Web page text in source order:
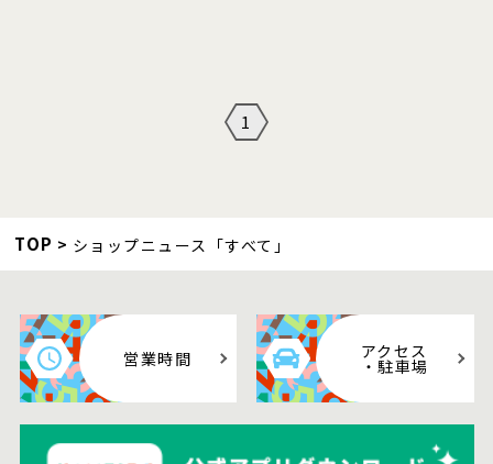
1
TOP ショップニュース「すべて」
営業時間 アクセス
・駐車場